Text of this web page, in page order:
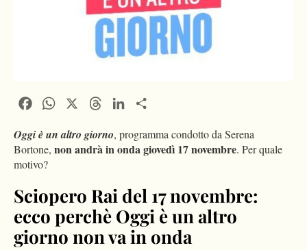
FacebookWhatsApp ThreadsLinkedIn
Oggi è un altro giorno, programma condotto da Serena
Bortone, non andrà in onda giovedì 17 novembre. Per quale
motivo?
Sciopero Rai del 17 novembre:
ecco perchè Oggi è un altro
giorno non va in onda